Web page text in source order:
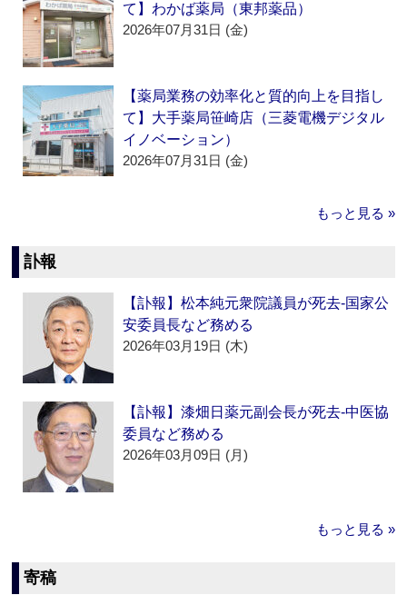
て】わかば薬局（東邦薬品）
2026年07月31日 (金)
【薬局業務の効率化と質的向上を目指し
て】大手薬局笹崎店（三菱電機デジタル
イノベーション）
2026年07月31日 (金)
もっと見る »
訃報
【訃報】松本純元衆院議員が死去‐国家公
安委員長など務める
2026年03月19日 (木)
【訃報】漆畑日薬元副会長が死去‐中医協
委員など務める
2026年03月09日 (月)
もっと見る »
寄稿